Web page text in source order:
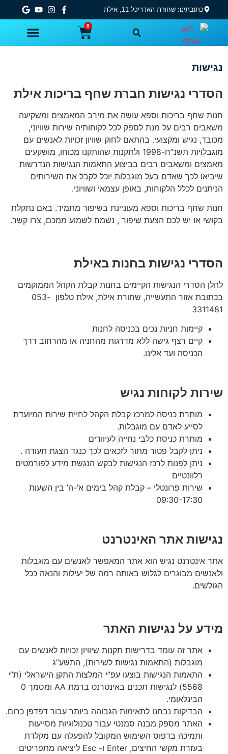
כתובתינו: שחורת האדריכל 11, אילת
0
נגישות
הסדרי נגישות חברת שחף בריכות אילת
חנות שחף בריכות וספא עושה את מירב המאמצים ומשקיעה
משאבים רבים על מנת לספק לכל לקוחותיה שירות שוויוני,
מכובד, נגיש ומקצועי. בהתאם לחוק שוויון זכויות לאנשים עם
מוגבלויות תשנ”ח-1998 ולתקנות שהותקנו מכוחו, מושקעים
מאמצים ומשאבים רבים בביצוע התאמות הנגישות הנדרשות
שיביאו לכך שאדם בעל מוגבלות יוכל לקבל את השירותים
הניתנים לכלל הלקוחות, באופן עצמאי ושוויוני.
חנות שחף בריכות וספא מעוניינת בשיפור מתמיד. באם נתקלת
בקושי או יש לכם הצעת שיפור , נשמח לשמוע ממכם, צרו קשר.
הסדרי נגישות בחנות באילת
להלן הסדרי הנגישות הקיימים בחנות קבלת הקהל הממוקמים
בכתובת אזור התעשייה, שחורת אילת, אילת טלפון 053-
3311481
קיימות חניות נכים בכניסה לחנות
קיים רצף גישה ללא מדרגות מהחניה או מהרחוב דרך
הכניסה ועד אלינו.
שירות לקוחות נגיש
מותרת כניסה למרכז קבלת הקהל לחיית שירות המיועדת
לסייע לאדם עם מוגבלות.
מותרת כניסת כלבי נחייה לעיוורים
ניתן לקבל פטור מתור לזכאים לכך כנגד הצגת תעודה .
ניתן לפנות לרכז הנגישות לבקש הנגשת מידע לפורמטים
רלוונטיים
שירות פרונטלי – קבלת קהל בימים א’-ה’ בין השעות
09:30-17:30
נגישות אתר האינטרנט
אתר אינטרנט נגיש הוא אתר המאפשר לאנשים עם מוגבלות
ולאנשים מבוגרים לגלוש באותה רמה של יעילות והנאה ככל
הגולשים.
מידע על נגישות האתר
אתר זה עומד בדרישות תקנות שיוויון זכויות לאנשים עם
מוגבלות (התאמות נגישות לשירות), התשע”ג
התאמות הנגישות בוצעו עפ”י המלצות התקן הישראלי (ת”י
5568) לנגישות תכנים באינטרנט ברמת AA ומסמך 0
הבינלאומי.
הבדיקות נבחנו לתאימות הגבוהה ביותר עבור דפדפן כרום.
האתר מספק מבנה סמנטי עבור טכנולוגיות מסייעות
ותמיכה בדפוס השימוש המקובל להפעלה עם מקלדת
בעזרת מקשי החיצים, Enter ו- Esc ליציאה מתפריטים